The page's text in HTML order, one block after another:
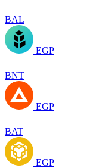
BAL
EGP
BNT
EGP
BAT
EGP